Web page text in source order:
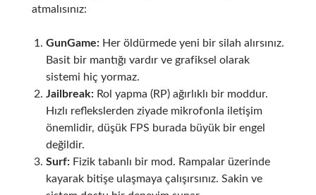
atmalısınız:
GunGame:Her öldürmede yeni bir silah alırsınız.
Basit bir mantığı vardır ve grafiksel olarak
sistemi hiç yormaz.
Jailbreak:Rol yapma (RP) ağırlıklı bir moddur.
Hızlı reflekslerden ziyade mikrofonla iletişim
önemlidir, düşük FPS burada büyük bir engel
değildir.
Surf:Fizik tabanlı bir mod. Rampalar üzerinde
kayarak bitişe ulaşmaya çalışırsınız. Sakin ve